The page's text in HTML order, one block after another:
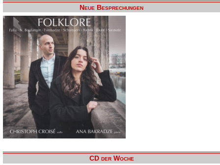
Neue Besprechungen
CD der Woche